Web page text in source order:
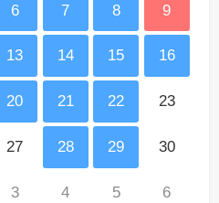
6 7 8 9
13 14 15 16
20 21 22 23
27 28 29 30
3 4 5 6